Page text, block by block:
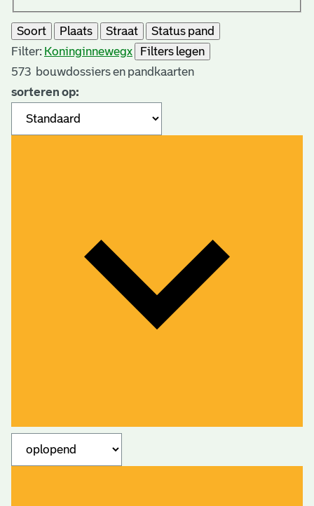
Soort Plaats Straat
Status pand
Filter: Koninginnewegx
Filters legen
573 bouwdossiers en pandkaarten
sorteren op: